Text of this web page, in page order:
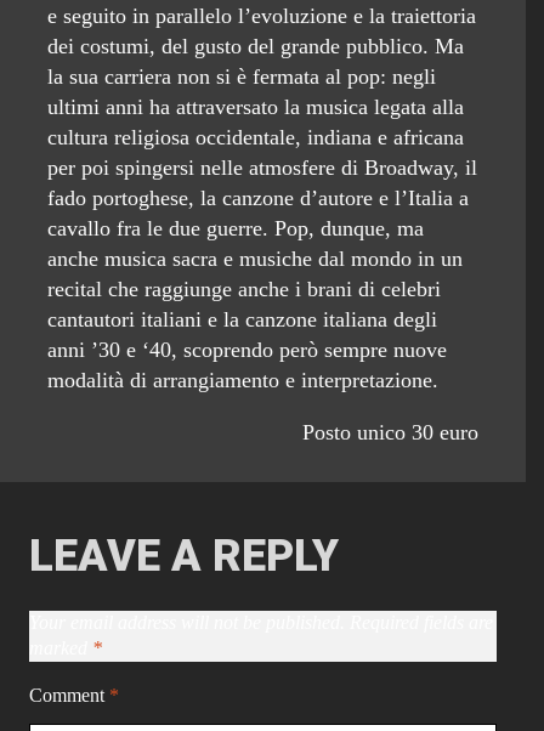
e seguito in parallelo l’evoluzione e la traiettoria
dei costumi, del gusto del grande pubblico. Ma
la sua carriera non si è fermata al pop: negli
ultimi anni ha attraversato la musica legata alla
cultura religiosa occidentale, indiana e africana
per poi spingersi nelle atmosfere di Broadway, il
fado portoghese, la canzone d’autore e l’Italia a
cavallo fra le due guerre. Pop, dunque, ma
anche musica sacra e musiche dal mondo in un
recital che raggiunge anche i brani di celebri
cantautori italiani e la canzone italiana degli
anni ’30 e ‘40, scoprendo però sempre nuove
modalità di arrangiamento e interpretazione.
Posto unico 30 euro
LEAVE A REPLY
*
Comment *